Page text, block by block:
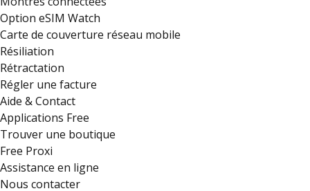
Option eSIM Watch
Carte de couverture réseau mobile
Résiliation
Rétractation
Régler une facture
Aide & Contact
Applications Free
Trouver une boutique
Free Proxi
Assistance en ligne
Nous contacter